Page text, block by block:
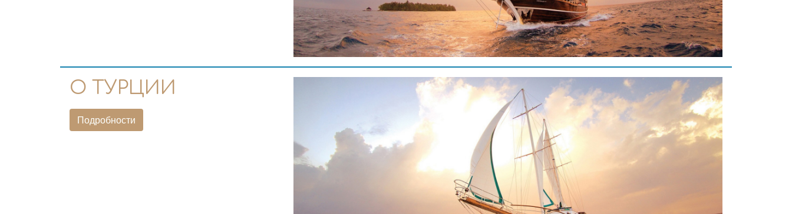
О ТУРЦИИ
Подробности